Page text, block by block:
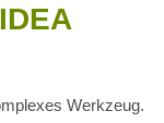
Werkzeug.